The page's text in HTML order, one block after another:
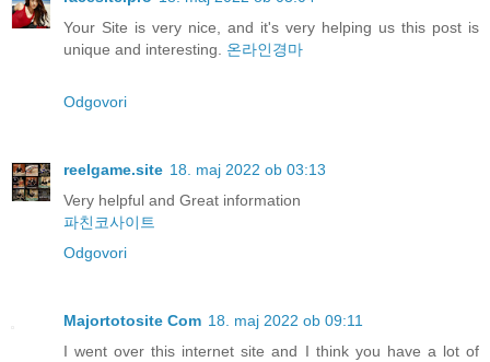
Your Site is very nice, and it's very helping us this post is
unique and interesting. 온라인경마
Odgovori
reelgame.site 18. maj 2022 ob 03:13
Very helpful and Great information
파친코사이트
Odgovori
Majortotosite Com 18. maj 2022 ob 09:11
I went over this internet site and I think you have a lot of